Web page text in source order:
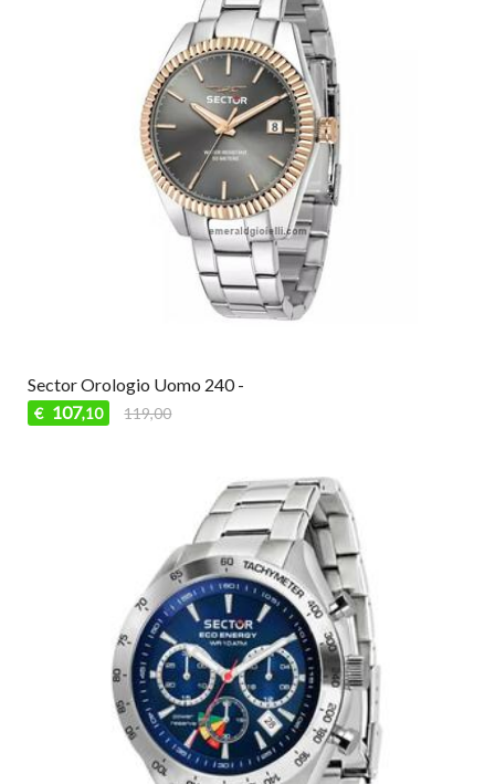
Sector Orologio Uomo 240 -
€ 107,10 119,00